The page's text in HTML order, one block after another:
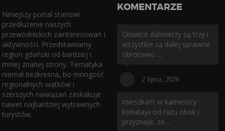
Niniejszy portal stanowi
przedłużenie naszych
przewodnickich zainteresowań i
aktywności. Przedstawiamy
region gdański od bardziej i
mniej znanej strony. Tematyka
niemal bezkresna, bo mnogość
regionalnych wątków i
szerszych nawiązań zaskakuje
nawet najbardziej wytrawnych
turystów.
KOMENTARZE
Głowice dalmierzy są trzy i
wszystkie są dalej sprawne
obrotowo. ...
2 lipca, 2026
mieszkam w kamienicy
kołłataja od razu obok i
przyznaje, ze ...